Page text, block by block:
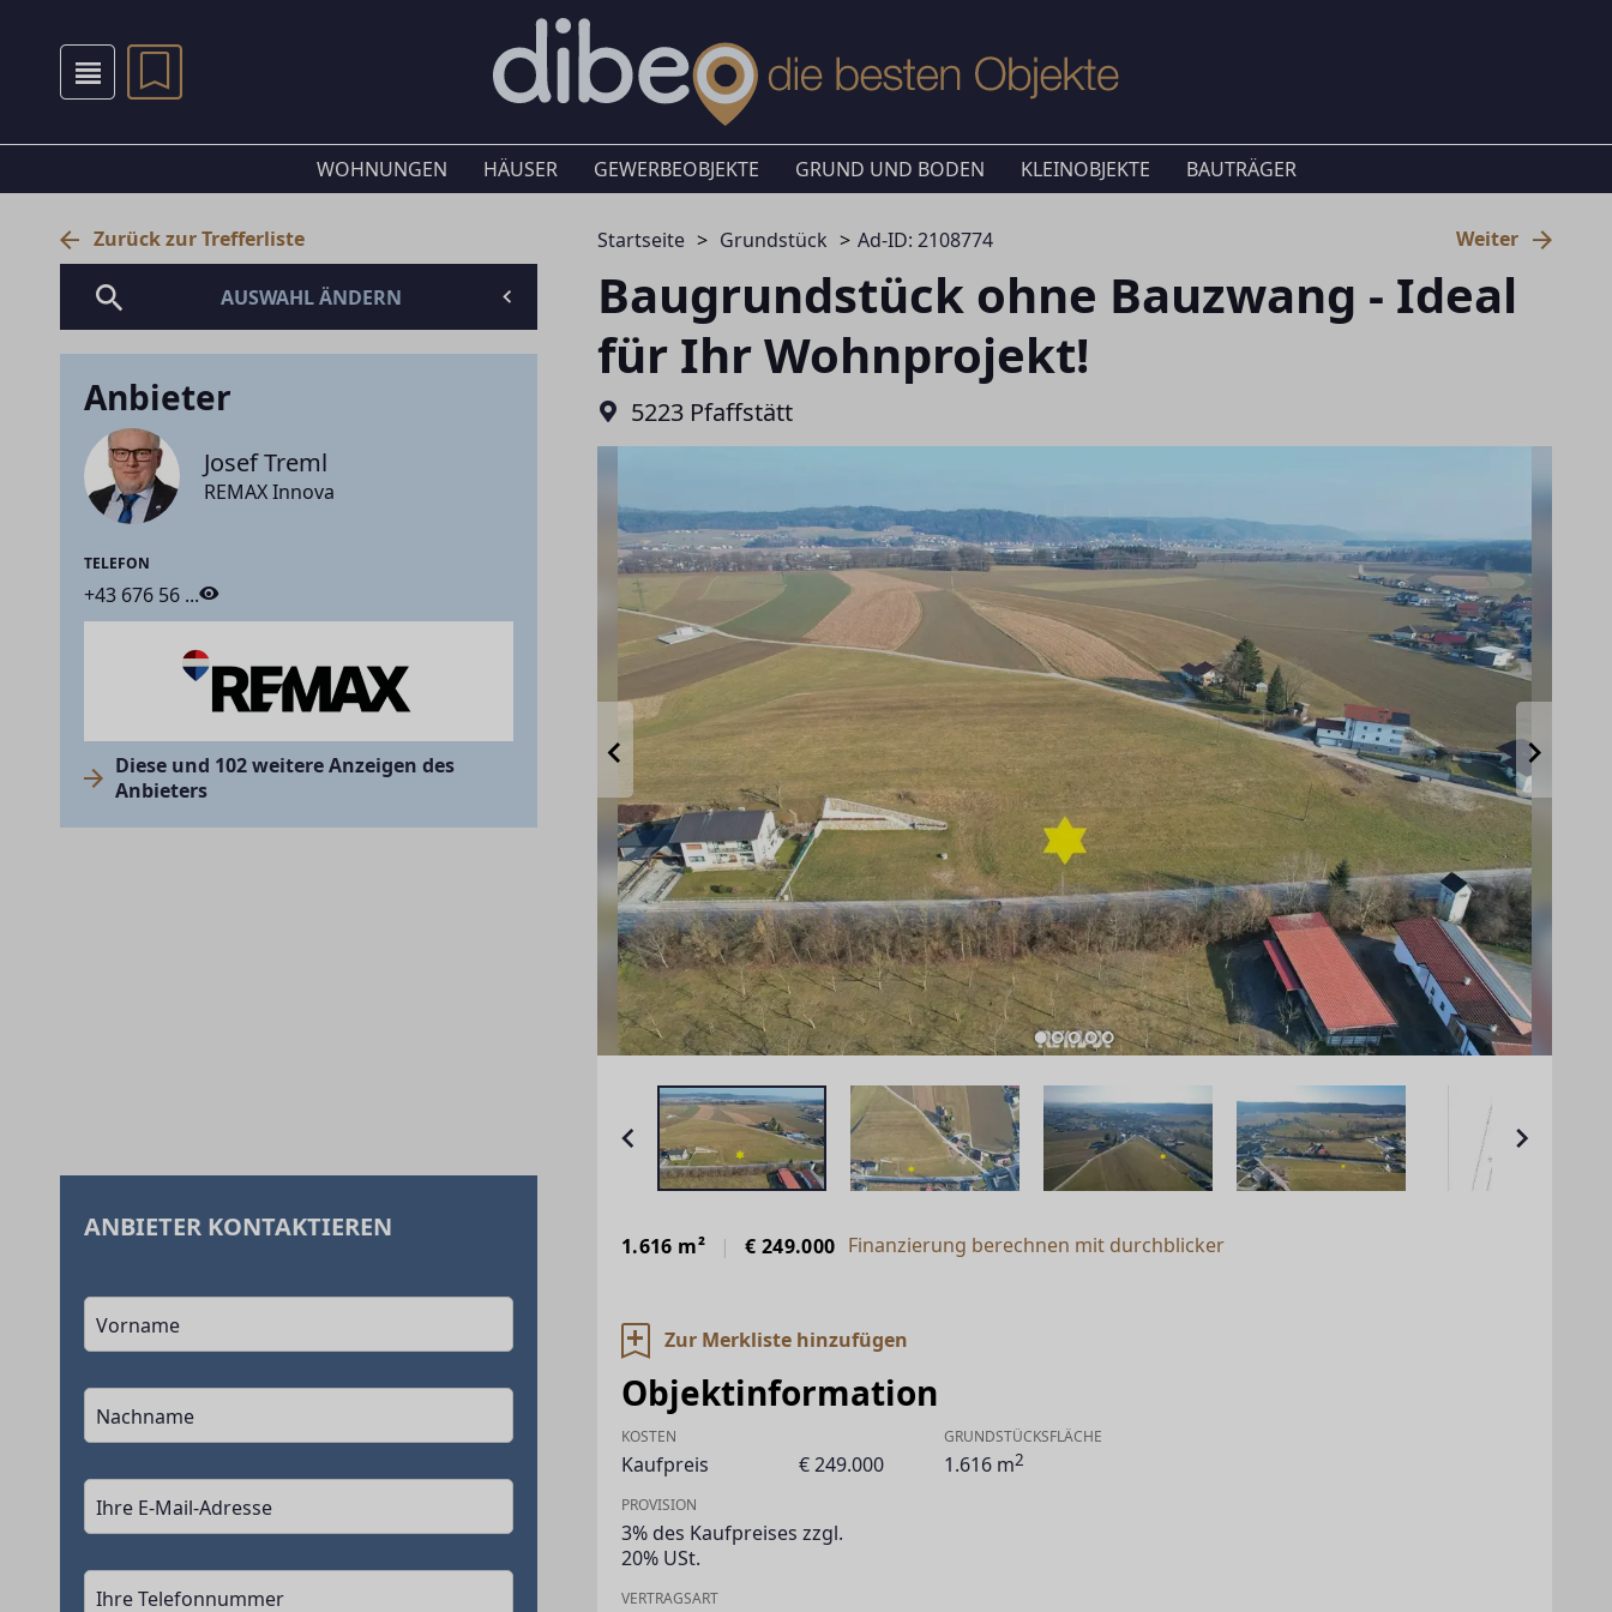
WOHNUNGEN HÄUSER GEWERBEOBJEKTE GRUND UND BODEN KLEINOBJEKTE BAUTRÄGER
Startseite Grundstück Ad-ID: 2108774 Weiter
Baugrundstück ohne Bauzwang - Ideal
für Ihr Wohnprojekt!
5223 Pfaffstätt
1.616 m² € 249.000 Finanzierung berechnen mit durchblicker
Zur Merkliste hinzufügen
Objektinformation
KOSTEN
Kaufpreis € 249.000
PROVISION
3% des Kaufpreises zzgl.
20% USt.
VERTRAGSART
GRUNDSTÜCKSFLÄCHE
1.616 m2
Zurück zur Trefferliste
AUSWAHL ÄNDERN
Anbieter
Josef Treml
REMAX Innova
TELEFON
+43 676 56 ...
Diese und 102 weitere Anzeigen des
Anbieters
ANBIETER KONTAKTIEREN